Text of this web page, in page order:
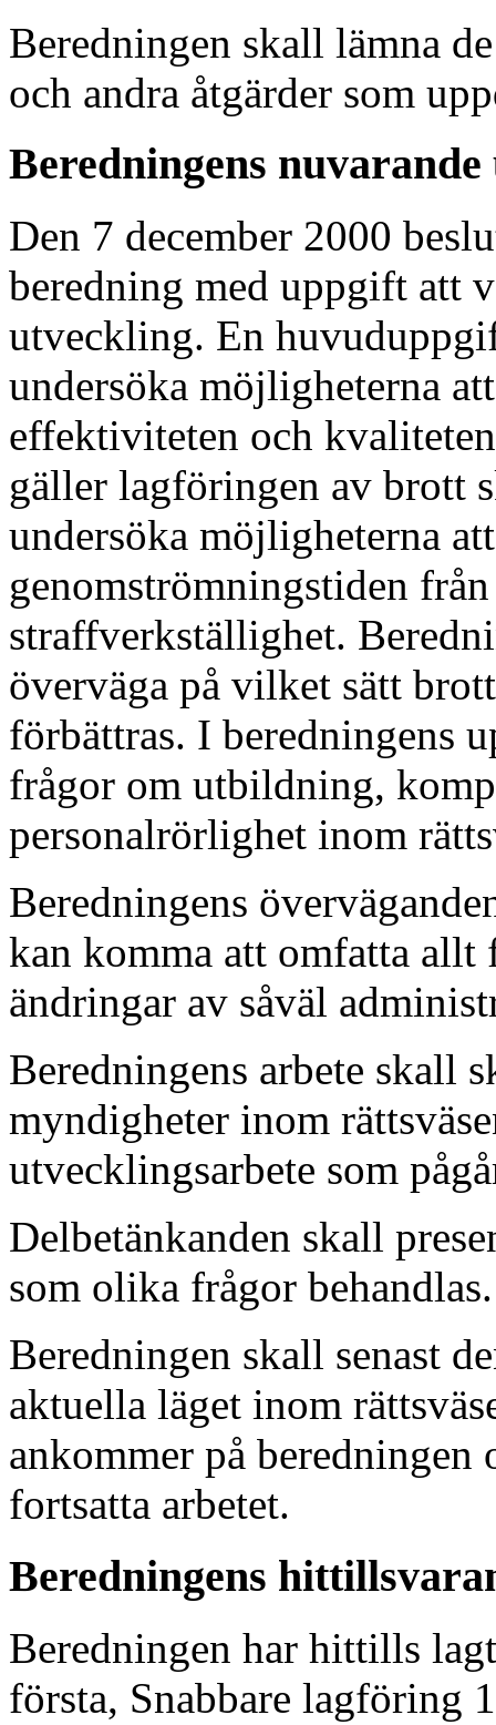
Beredningen skall lämna
och andra åtgärder som
Beredningens
Den 7 december 2000
beredning med uppgift att
utveckling. En
undersöka möjligheterna
effektiviteten och
gäller lagföringen av brott
undersöka möjligheterna
genomströmningstiden
straffverkställighet.
överväga på vilket sätt
förbättras. I beredningens
frågor om utbildning,
personalrörlighet inom
Beredningens
kan komma att omfatta
ändringar av såväl
Beredningens arbete skall
myndigheter inom
utvecklingsarbete som
Delbetänkanden skall
som olika frågor behandlas.
Beredningen skall senast
aktuella läget inom
ankommer på beredningen
fortsatta arbetet.
Beredningens
Beredningen har hittills
första, Snabbare lagföring